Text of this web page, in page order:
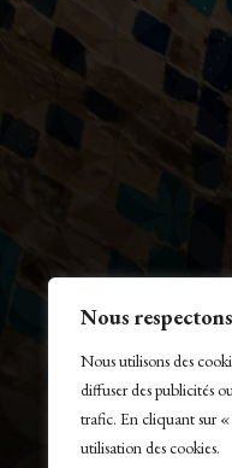
Nous
Nous utilisons des
diffuser des publicités
trafic. En cliquant sur
utilisation des cookies.